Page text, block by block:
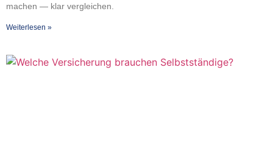
machen — klar ver­glei­chen.
Wei­ter­le­sen »